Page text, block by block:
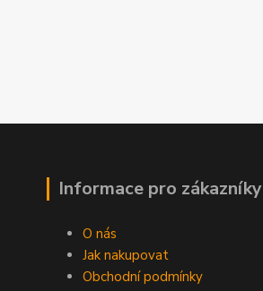
Informace pro zákazníky
O nás
Jak nakupovat
Obchodní podmínky